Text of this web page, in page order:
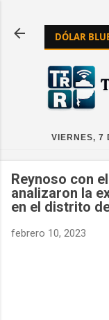
DÓLAR
VIERNES, 7
Reynoso con
analizaron la
en el distrito
febrero 10, 2023